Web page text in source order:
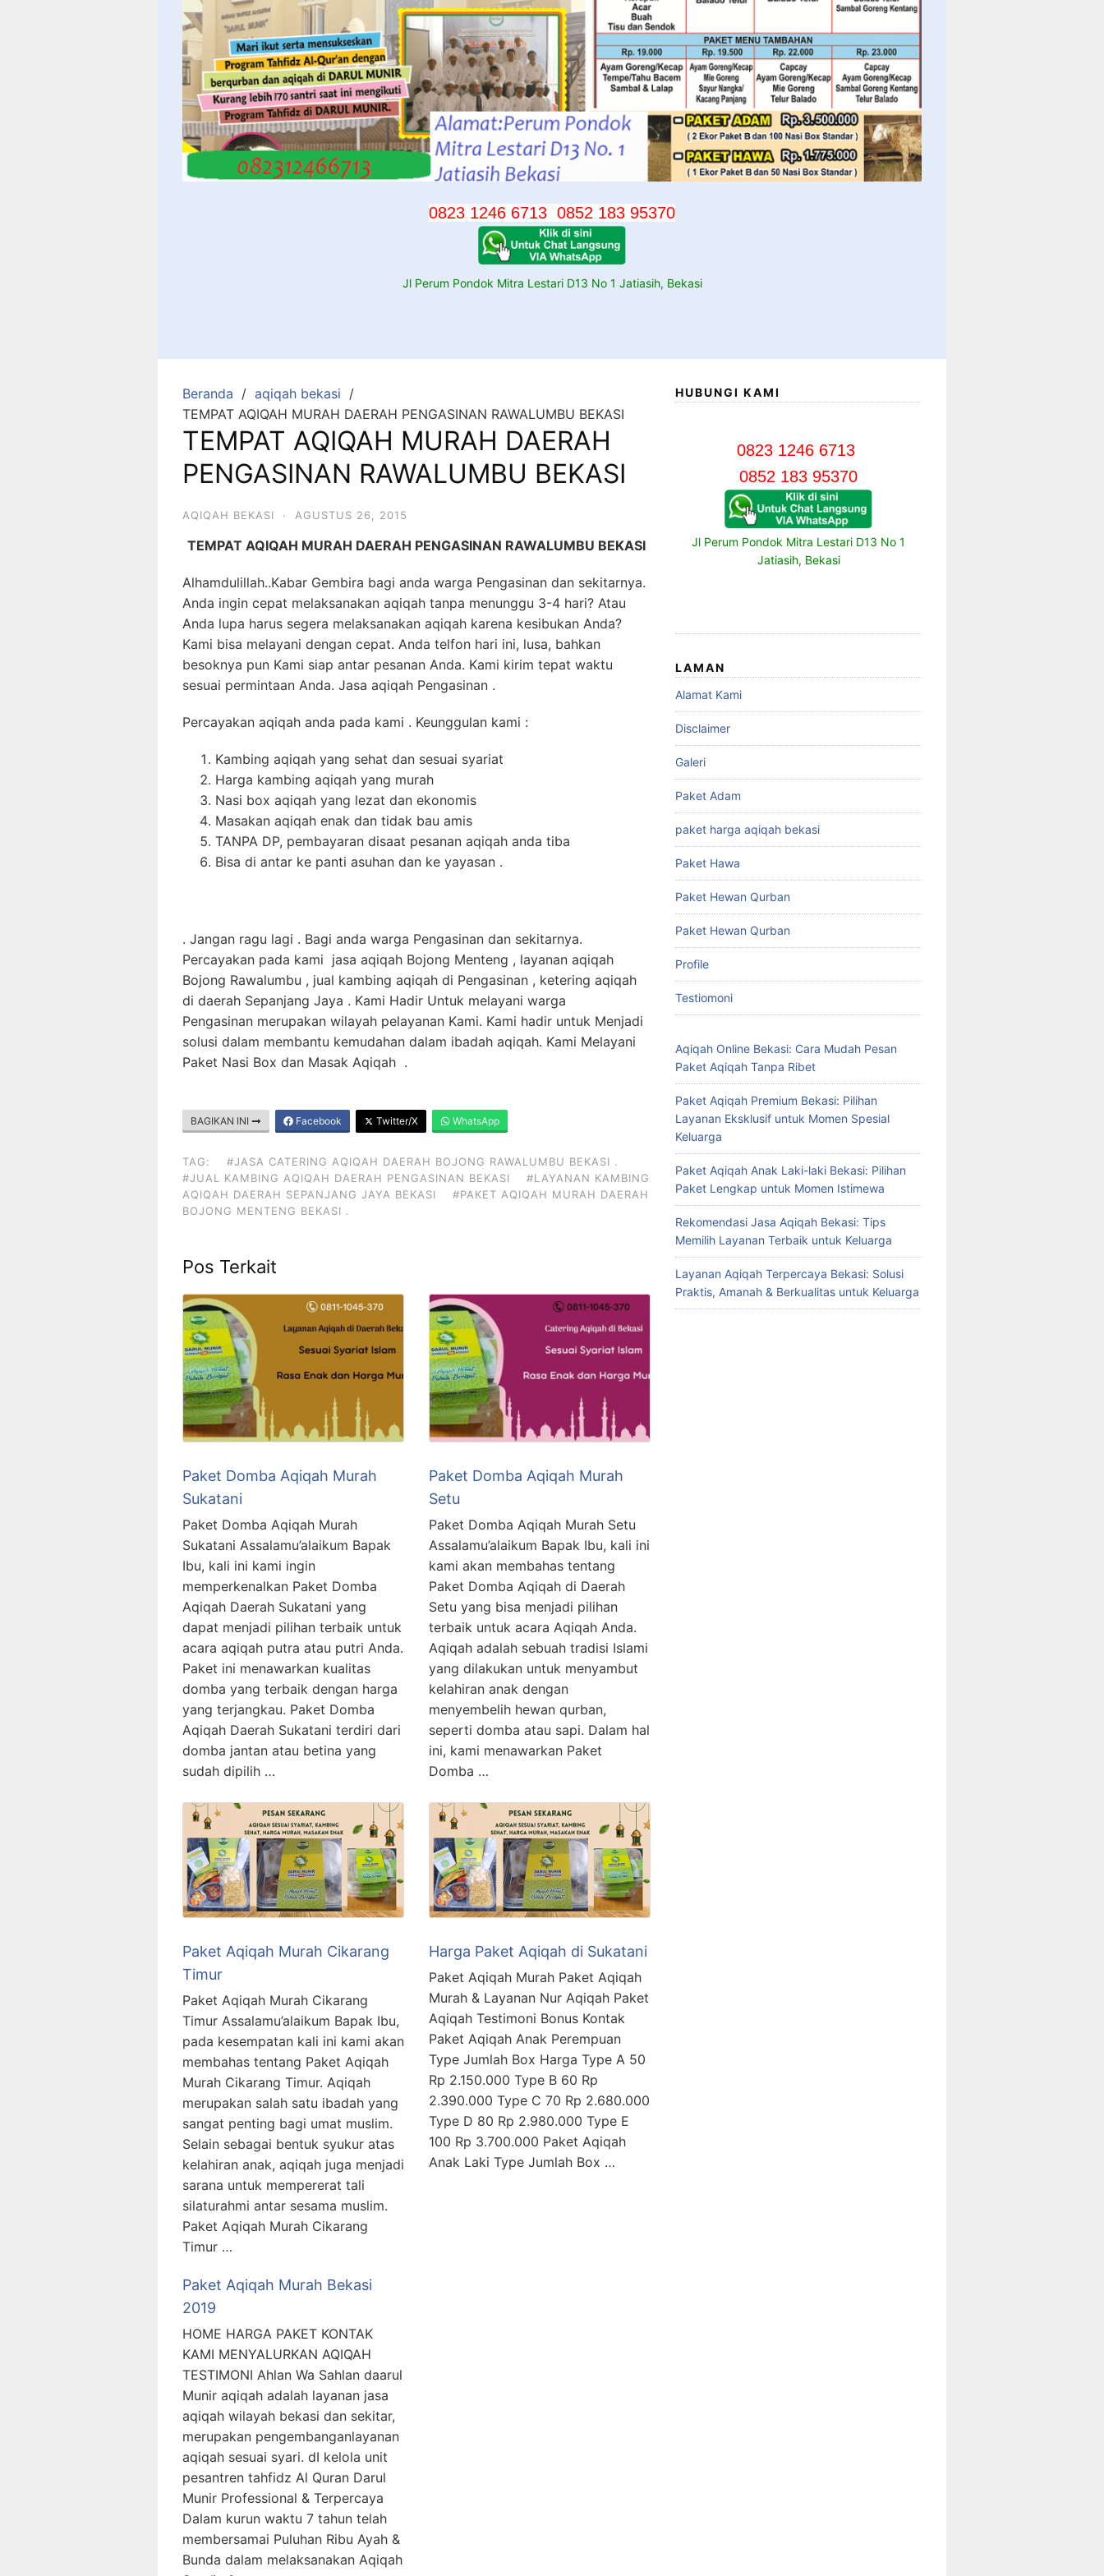
0823 1246 6713 0852 183 95370
Jl Perum Pondok Mitra Lestari D13 No 1 Jatiasih, Bekasi
Beranda
aqiqah bekasi
TEMPAT AQIQAH MURAH DAERAH PENGASINAN RAWALUMBU BEKASI
TEMPAT AQIQAH MURAH DAERAH
PENGASINAN RAWALUMBU BEKASI
AQIQAH BEKASI · AGUSTUS 26, 2015
TEMPAT AQIQAH MURAH DAERAH PENGASINAN RAWALUMBU BEKASI
Alhamdulillah..Kabar Gembira bagi anda warga Pengasinan dan sekitarnya.
Anda ingin cepat melaksanakan aqiqah tanpa menunggu 3-4 hari? Atau
Anda lupa harus segera melaksanakan aqiqah karena kesibukan Anda?
Kami bisa melayani dengan cepat. Anda telfon hari ini, lusa, bahkan
besoknya pun Kami siap antar pesanan Anda. Kami kirim tepat waktu
sesuai permintaan Anda. Jasa aqiqah Pengasinan .
Percayakan aqiqah anda pada kami . Keunggulan kami :
Kambing aqiqah yang sehat dan sesuai syariat
Harga kambing aqiqah yang murah
Nasi box aqiqah yang lezat dan ekonomis
Masakan aqiqah enak dan tidak bau amis
TANPA DP, pembayaran disaat pesanan aqiqah anda tiba
Bisa di antar ke panti asuhan dan ke yayasan .
. Jangan ragu lagi . Bagi anda warga Pengasinan dan sekitarnya.
Percayakan pada kami jasa aqiqah Bojong Menteng , layanan aqiqah
Bojong Rawalumbu , jual kambing aqiqah di Pengasinan , ketering aqiqah
di daerah Sepanjang Jaya . Kami Hadir Untuk melayani warga
Pengasinan merupakan wilayah pelayanan Kami. Kami hadir untuk Menjadi
solusi dalam membantu kemudahan dalam ibadah aqiqah. Kami Melayani
Paket Nasi Box dan Masak Aqiqah .
BAGIKAN INI Facebook Twitter/X WhatsApp
TAG:
#JASA CATERING AQIQAH DAERAH BOJONG RAWALUMBU BEKASI .
#JUAL KAMBING AQIQAH DAERAH PENGASINAN BEKASI
#LAYANAN KAMBING
AQIQAH DAERAH SEPANJANG JAYA BEKASI
#PAKET AQIQAH MURAH DAERAH
BOJONG MENTENG BEKASI .
Pos Terkait
Paket Domba Aqiqah Murah
Sukatani
Paket Domba Aqiqah Murah
Sukatani Assalamu’alaikum Bapak
Ibu, kali ini kami ingin
memperkenalkan Paket Domba
Aqiqah Daerah Sukatani yang
dapat menjadi pilihan terbaik untuk
acara aqiqah putra atau putri Anda.
Paket ini menawarkan kualitas
domba yang terbaik dengan harga
yang terjangkau. Paket Domba
Aqiqah Daerah Sukatani terdiri dari
domba jantan atau betina yang
sudah dipilih …
Paket Domba Aqiqah Murah
Setu
Paket Domba Aqiqah Murah Setu
Assalamu’alaikum Bapak Ibu, kali ini
kami akan membahas tentang
Paket Domba Aqiqah di Daerah
Setu yang bisa menjadi pilihan
terbaik untuk acara Aqiqah Anda.
Aqiqah adalah sebuah tradisi Islami
yang dilakukan untuk menyambut
kelahiran anak dengan
menyembelih hewan qurban,
seperti domba atau sapi. Dalam hal
ini, kami menawarkan Paket
Domba …
Paket Aqiqah Murah Cikarang
Timur
Paket Aqiqah Murah Cikarang
Timur Assalamu’alaikum Bapak Ibu,
pada kesempatan kali ini kami akan
membahas tentang Paket Aqiqah
Murah Cikarang Timur. Aqiqah
merupakan salah satu ibadah yang
sangat penting bagi umat muslim.
Selain sebagai bentuk syukur atas
kelahiran anak, aqiqah juga menjadi
sarana untuk mempererat tali
silaturahmi antar sesama muslim.
Paket Aqiqah Murah Cikarang
Timur …
Harga Paket Aqiqah di Sukatani
Paket Aqiqah Murah Paket Aqiqah
Murah & Layanan Nur Aqiqah Paket
Aqiqah Testimoni Bonus Kontak
Paket Aqiqah Anak Perempuan
Type Jumlah Box Harga Type A 50
Rp 2.150.000 Type B 60 Rp
2.390.000 Type C 70 Rp 2.680.000
Type D 80 Rp 2.980.000 Type E
100 Rp 3.700.000 Paket Aqiqah
Anak Laki Type Jumlah Box …
Paket Aqiqah Murah Bekasi
2019
HOME HARGA PAKET KONTAK
KAMI MENYALURKAN AQIQAH
TESTIMONI Ahlan Wa Sahlan daarul
Munir aqiqah adalah layanan jasa
aqiqah wilayah bekasi dan sekitar,
merupakan pengembanganlayanan
aqiqah sesuai syari. dI kelola unit
pesantren tahfidz Al Quran Darul
Munir Professional & Terpercaya
Dalam kurun waktu 7 tahun telah
membersamai Puluhan Ribu Ayah &
Bunda dalam melaksanakan Aqiqah
HUBUNGI KAMI
0823 1246 6713
0852 183 95370
Jl Perum Pondok Mitra Lestari D13 No 1
Jatiasih, Bekasi
LAMAN
Alamat Kami
Disclaimer
Galeri
Paket Adam
paket harga aqiqah bekasi
Paket Hawa
Paket Hewan Qurban
Paket Hewan Qurban
Profile
Testiomoni
Aqiqah Online Bekasi: Cara Mudah Pesan
Paket Aqiqah Tanpa Ribet
Paket Aqiqah Premium Bekasi: Pilihan
Layanan Eksklusif untuk Momen Spesial
Keluarga
Paket Aqiqah Anak Laki-laki Bekasi: Pilihan
Paket Lengkap untuk Momen Istimewa
Rekomendasi Jasa Aqiqah Bekasi: Tips
Memilih Layanan Terbaik untuk Keluarga
Layanan Aqiqah Terpercaya Bekasi: Solusi
Praktis, Amanah & Berkualitas untuk Keluarga